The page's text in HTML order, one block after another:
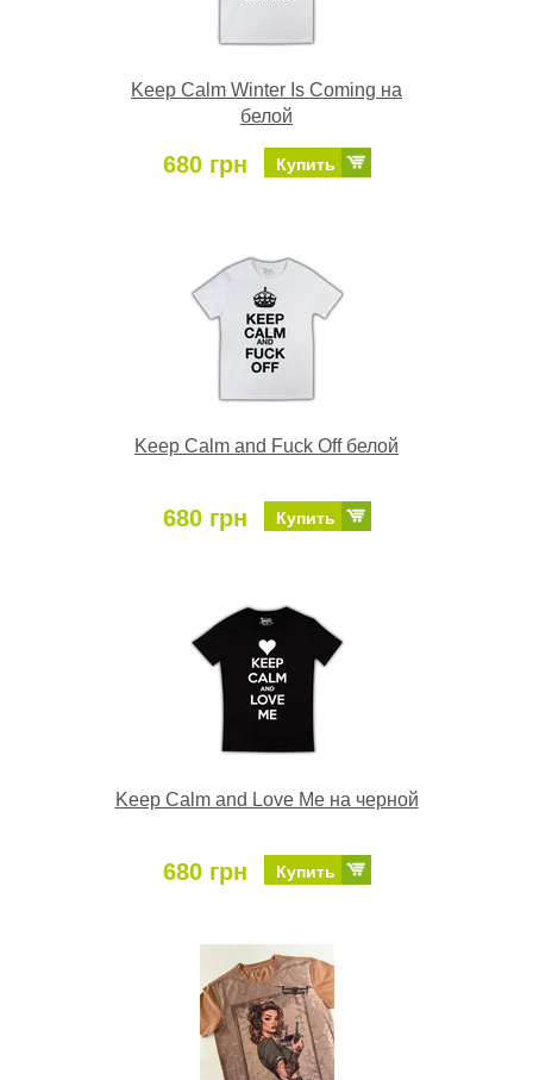
Keep Calm Winter Is Coming на
белой
680 грн Купить
Keep Calm and Fuck Off белой
680 грн Купить
Keep Calm and Love Me на черной
680 грн Купить